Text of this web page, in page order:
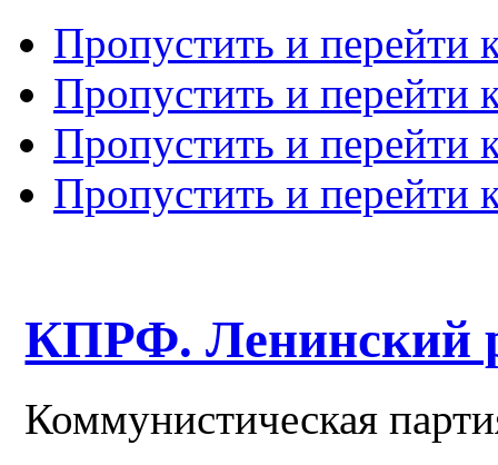
Пропустить и перейти
Пропустить и перейти
Пропустить и перейти
Пропустить и перейти
КПРФ. Ленинский
Коммунистическая